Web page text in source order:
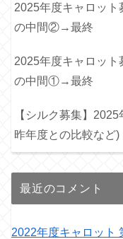
2025年度キャロッ
の中間②→最終
2025年度キャロッ
の中間①→最終
【シルク募集】
昨年度との比較など)
最近のコメント
2022年度キャロット